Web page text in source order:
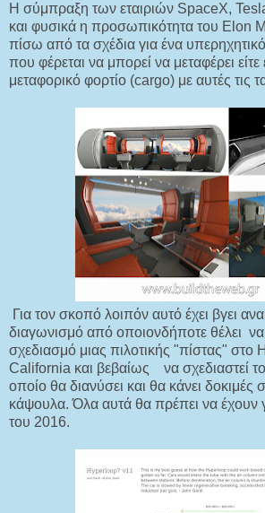
Η σύμπραξη των εταιριών SpaceX,
και φυσικά η προσωπικότητα του Elon
πίσω από τα σχέδια για ένα
που φέρεται να μπορεί να μεταφέρει είτε
μεταφορικό φορτίο (cargo) με αυτές τις
Για τον σκοπό λοιπόν αυτό έχει βγει
διαγωνισμό από οποιονδήποτε θέλει
σχεδιασμό μιας πιλοτικής "πίστας" στο
California και βεβαίως να σχεδιαστεί
οποίο θα διανύσει και θα κάνει δοκιμές
κάψουλα. Όλα αυτά θα πρέπει να έχουν
του 2016.